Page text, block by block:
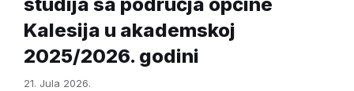
Kalesija u akademskoj
2025/2026. godini
21. Jula 2026.